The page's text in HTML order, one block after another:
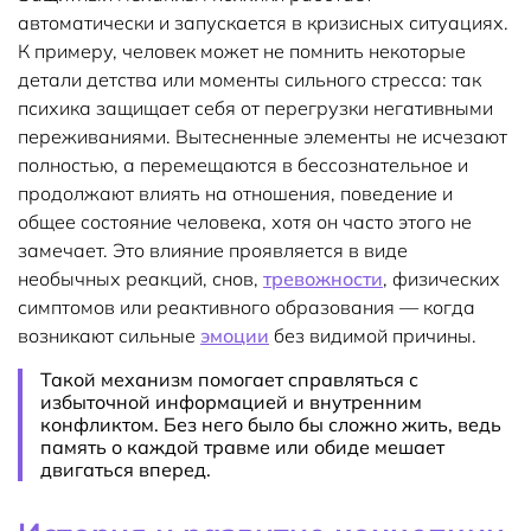
автоматически и запускается в кризисных ситуациях.
К примеру, человек может не помнить некоторые
детали детства или моменты сильного стресса: так
психика защищает себя от перегрузки негативными
переживаниями. Вытесненные элементы не исчезают
полностью, а перемещаются в бессознательное и
продолжают влиять на отношения, поведение и
общее состояние человека, хотя он часто этого не
замечает. Это влияние проявляется в виде
необычных реакций, снов, тревожности, физических
симптомов или реактивного образования — когда
возникают сильные эмоции без видимой причины.
Такой механизм помогает справляться с
избыточной информацией и внутренним
конфликтом. Без него было бы сложно жить, ведь
память о каждой травме или обиде мешает
двигаться вперед.